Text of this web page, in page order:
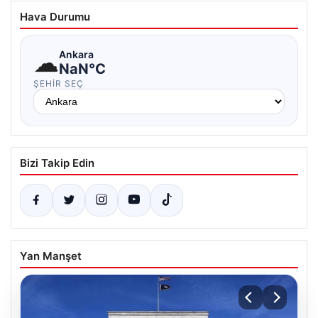
Hava Durumu
☁Ankara
NaN°C
ŞEHIR SEÇ
Bizi Takip Edin
Yan Manşet